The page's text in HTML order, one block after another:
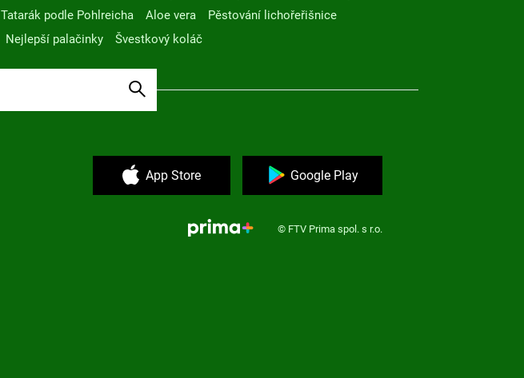
Tatarák podle Pohlreicha Aloe vera
Pěstování lichořeřišnice
Nejlepší palačinky Švestkový koláč
App Store Google Play
© FTV Prima spol. s r.o.